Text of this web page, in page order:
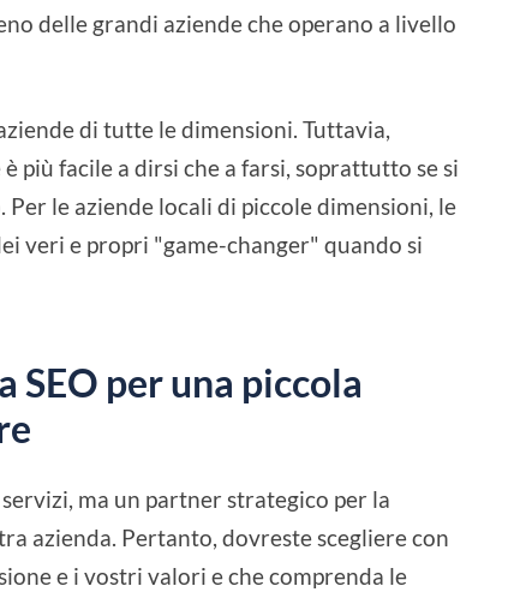
delle grandi aziende che operano a livello
di tutte le dimensioni. Tuttavia,
più facile a dirsi che a farsi, soprattutto se si
Per le aziende locali di piccole dimensioni, le
veri e propri "game-changer" quando si
SEO per una piccola
ma un partner strategico per la
azienda. Pertanto, dovreste scegliere con
e i vostri valori e che comprenda le